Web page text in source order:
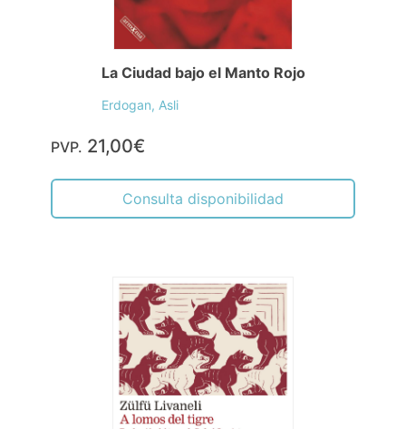
La Ciudad bajo el Manto Rojo
Erdogan, Asli
PVP. 21,00€
Consulta disponibilidad